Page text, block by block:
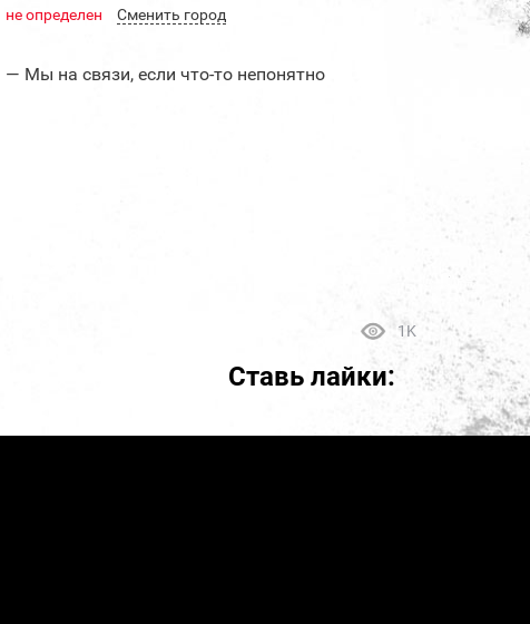
не определен Cменить город
— Мы на связи, если что-то непонятно
1K
Ставь лайки: